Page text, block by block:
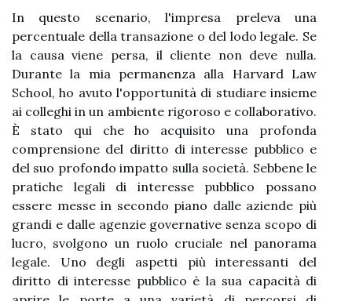
In questo scenario, l'impresa preleva una
percentuale della transazione o del lodo legale. Se
la causa viene persa, il cliente non deve nulla.
Durante la mia permanenza alla Harvard Law
School, ho avuto l'opportunità di studiare insieme
ai colleghi in un ambiente rigoroso e collaborativo.
È stato qui che ho acquisito una profonda
comprensione del diritto di interesse pubblico e
del suo profondo impatto sulla società. Sebbene le
pratiche legali di interesse pubblico possano
essere messe in secondo piano dalle aziende più
grandi e dalle agenzie governative senza scopo di
lucro, svolgono un ruolo cruciale nel panorama
legale. Uno degli aspetti più interessanti del
diritto di interesse pubblico è la sua capacità di